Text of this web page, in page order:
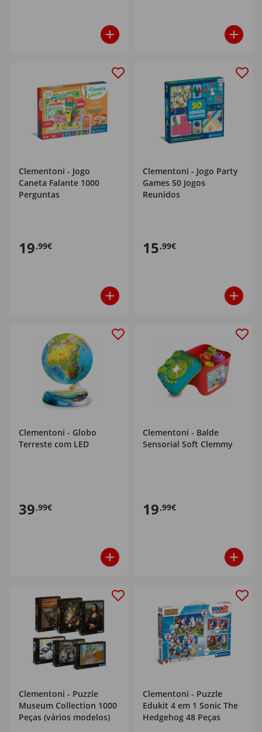
Clementoni - Jogo
Caneta Falante 1000
Perguntas
19,99€
Clementoni - Jogo Party
Games 50 Jogos
Reunidos
15,99€
Clementoni - Globo
Terreste com LED
39,99€
Clementoni - Balde
Sensorial Soft Clemmy
19,99€
Clementoni - Puzzle
Museum Collection 1000
Peças (vários modelos)
Clementoni - Puzzle
Edukit 4 em 1 Sonic The
Hedgehog 48 Peças